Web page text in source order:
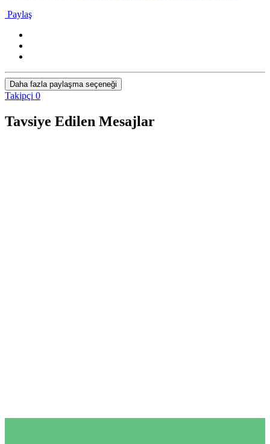
Paylaş
Daha fazla paylaşma seçeneği
Takipçi 0
Tavsiye Edilen Mesajlar